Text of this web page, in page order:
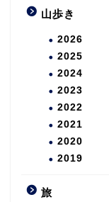
山歩き
2026
2025
2024
2023
2022
2021
2020
2019
旅